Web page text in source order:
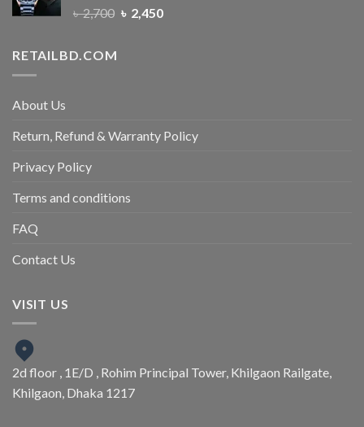
৳2,700 ৳ 2,450
RETAILBD.COM
About Us
Return, Refund & Warranty Policy
Privacy Policy
Terms and conditions
FAQ
Contact Us
VISIT US
2d floor , 1E/D , Rohim Principal Tower, Khilgaon Railgate,
Khilgaon, Dhaka 1217